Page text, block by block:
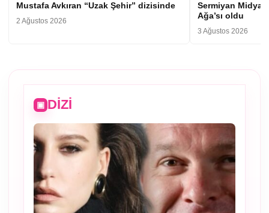
Mustafa Avkıran “Uzak Şehir” dizisinde
2 Ağustos 2026
Sermiyan Midyat
Ağa’sı oldu
3 Ağustos 2026
DIZI